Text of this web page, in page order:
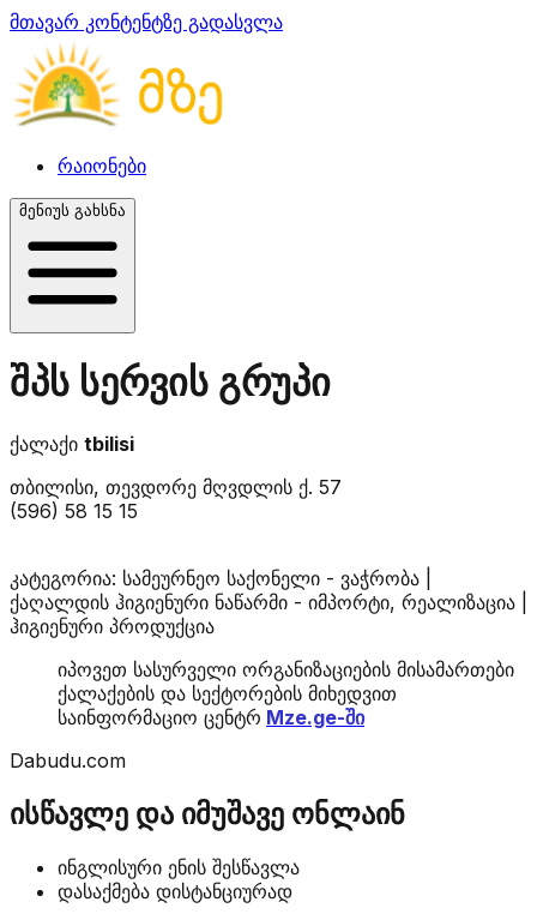
მთავარ კონტენტზე გადასვლა
რაიონები
მენიუს გახსნა
შპს სერვის გრუპი
ქალაქი tbilisi
თბილისი, თევდორე მღვდლის ქ. 57
(596) 58 15 15
კატეგორია: სამეურნეო საქონელი - ვაჭრობა |
ქაღალდის ჰიგიენური ნაწარმი - იმპორტი, რეალიზაცია |
ჰიგიენური პროდუქცია
იპოვეთ სასურველი ორგანიზაციების მისამართები
ქალაქების და სექტორების მიხედვით
საინფორმაციო ცენტრ Mze.ge-ში
Dabudu.com
ისწავლე და იმუშავე ონლაინ
ინგლისური ენის შესწავლა
დასაქმება დისტანციურად